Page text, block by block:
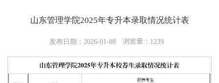
山东管理学院2025年专升本录取情况统计表
发布日期：2026-01-08 浏览量： 1239